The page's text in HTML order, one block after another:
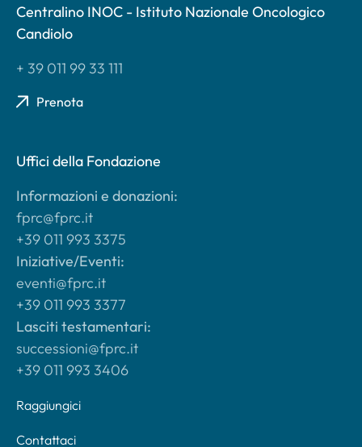
Centralino INOC - Istituto Nazionale Oncologico
Candiolo
+ 39 011 99 33 111
Prenota
Uffici della Fondazione
Informazioni e donazioni:
fprc@fprc.it
+39 011 993 3375
Iniziative/Eventi:
eventi@fprc.it
+39 011 993 3377
Lasciti testamentari:
successioni@fprc.it
+39 011 993 3406
Raggiungici
Contattaci